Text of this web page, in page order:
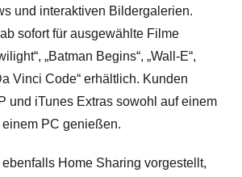
und interaktiven Bildergalerien.
sofort für ausgewählte Filme
„Batman Begins“, „Wall-E“,
Vinci Code“ erhältlich. Kunden
und iTunes Extras sowohl auf einem
PC genießen.
Home Sharing vorgestellt,